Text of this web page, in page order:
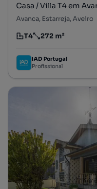
Casa / Villa T4 em
Avanca, Estarreja, Aveiro
Tipologia
T4
Preço por metro
272 m²
IAD Portugal
Profissional